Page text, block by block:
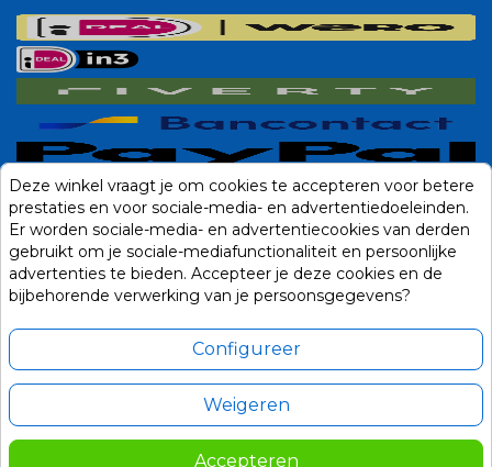
Deze winkel vraagt je om cookies te accepteren voor betere
prestaties en voor sociale-media- en advertentiedoeleinden.
Er worden sociale-media- en advertentiecookies van derden
gebruikt om je sociale-mediafunctionaliteit en persoonlijke
advertenties te bieden. Accepteer je deze cookies en de
bijbehorende verwerking van je persoonsgegevens?
Configureer
Weigeren
Accepteren